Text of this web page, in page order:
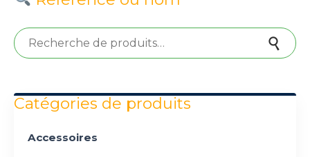
Recherche pour :
Catégories de produits
Accessoires